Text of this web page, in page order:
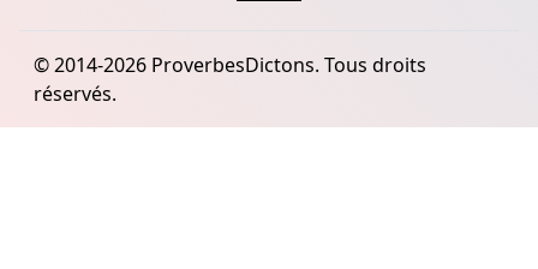
© 2014-2026 ProverbesDictons. Tous droits
réservés.